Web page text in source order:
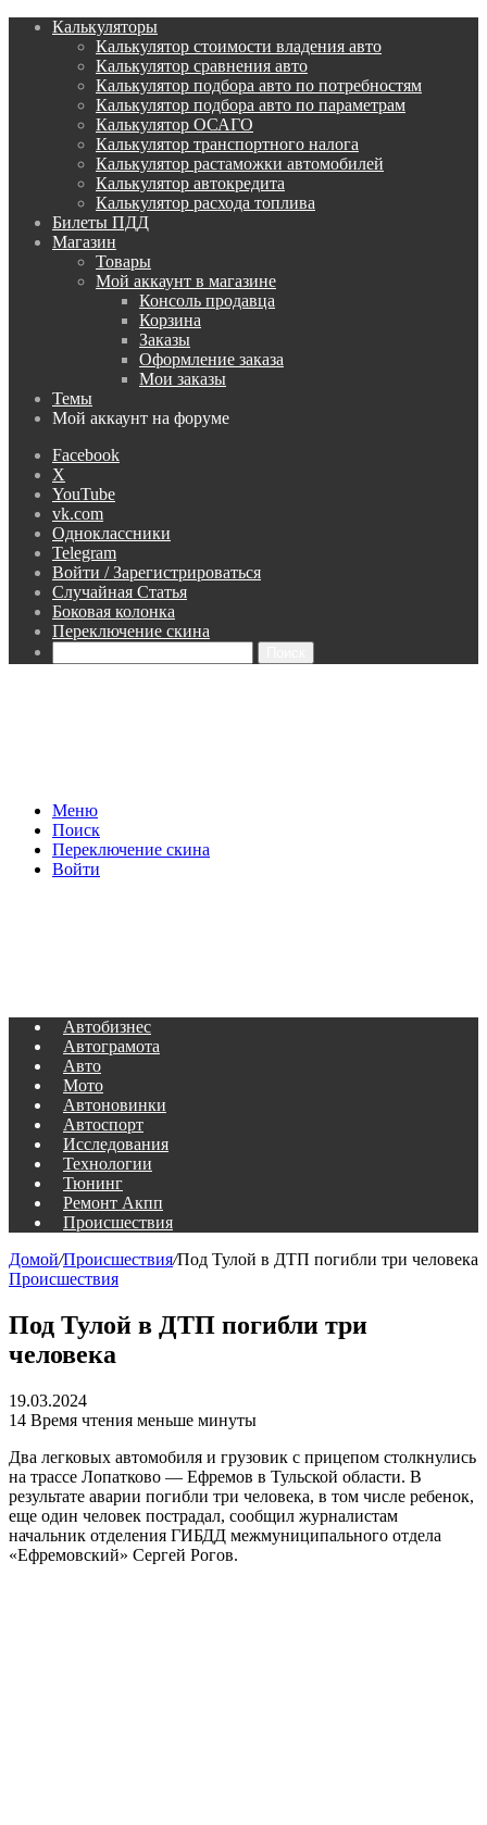
Калькуляторы
Калькулятор стоимости владения авто
Калькулятор сравнения авто
Калькулятор подбора авто по потребностям
Калькулятор подбора авто по параметрам
Калькулятор ОСАГО
Калькулятор транспортного налога
Калькулятор растаможки автомобилей
Калькулятор автокредита
Калькулятор расхода топлива
Билеты ПДД
Магазин
Товары
Мой аккаунт в магазине
Консоль продавца
Корзина
Заказы
Оформление заказа
Мои заказы
Темы
Мой аккаунт на форуме
Facebook
X
YouTube
vk.com
Одноклассники
Telegram
Войти / Зарегистрироваться
Случайная Статья
Боковая колонка
Переключение скина
Меню
Поиск
Переключение скина
Войти
Автобизнес
Автограмота
Авто
Мото
Автоновинки
Автоспорт
Исследования
Технологии
Тюнинг
Ремонт Акпп
Происшествия
Домой/Происшествия/Под Тулой в ДТП погибли три человека
Происшествия
Под Тулой в ДТП погибли три
человека
19.03.2024
14 Время чтения меньше минуты
Два легковых автомобиля и грузовик с прицепом столкнулись
на трассе Лопатково — Ефремов в Тульской области. В
результате аварии погибли три человека, в том числе ребенок,
еще один человек пострадал, сообщил журналистам
начальник отделения ГИБДД межмуниципального отдела
«Ефремовский» Сергей Рогов.